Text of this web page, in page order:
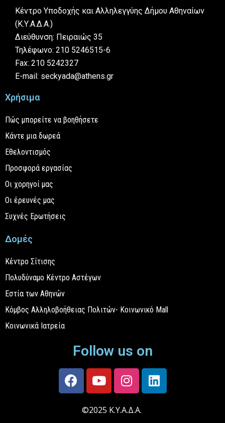
Κέντρο Υποδοχής και Αλληλεγγύης Δήμου Αθηναίων
(Κ.Υ.Α.Δ.Α.)
Διεύθυνση: Πειραιώς 35
Τηλέφωνο: 210 5246515-6
Fax: 210 5242327
E-mail: seckyada@athens.gr
Χρήσιμα
Πώς μπορείτε να βοηθήσετε
Κάντε μια δωρεά
Εθελοντισμός
Προσφορά εργασίας
Οι χορηγοί μας
Οι έρευνές μας
Συχνές Ερωτήσεις
Δομές
Κέντρο Σίτισης
Πολυδύναμο Κέντρο Αστέγων
Εστία των Αθηνών
Κόμβος Αλληλοβοήθειας Πολιτών- Κοινωνικό Mall
Κοινωνικά Ιατρεία
Follow us on
©2025 Κ.Υ.Α.Δ.Α.